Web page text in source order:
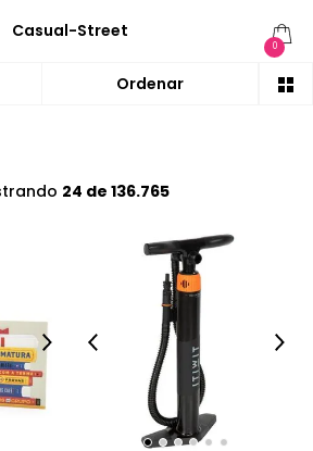
Casual-Street
0
24 de 136.765